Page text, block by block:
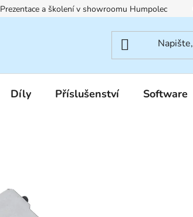
Prezentace a školení v showroomu Humpolec
Díly Příslušenství Software